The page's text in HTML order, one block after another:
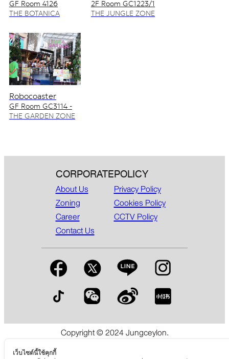
GF Room 4126
4128/2
THE BOTANICA
2F Room GC1223/1
THE JUNGLE ZONE
Robocoaster
GF Room GC3114 -
GC3115
THE GARDEN ZONE
CORPORATE
About Us
Zoning
Career
Contact Us
POLICY
Privacy Policy
Cookies Policy
CCTV Policy
Copyright © 2024 Jungceylon.
The International Shopping & Leisure Destination in Patong,
เว็บไซต์นี้ใช้คุกกี้